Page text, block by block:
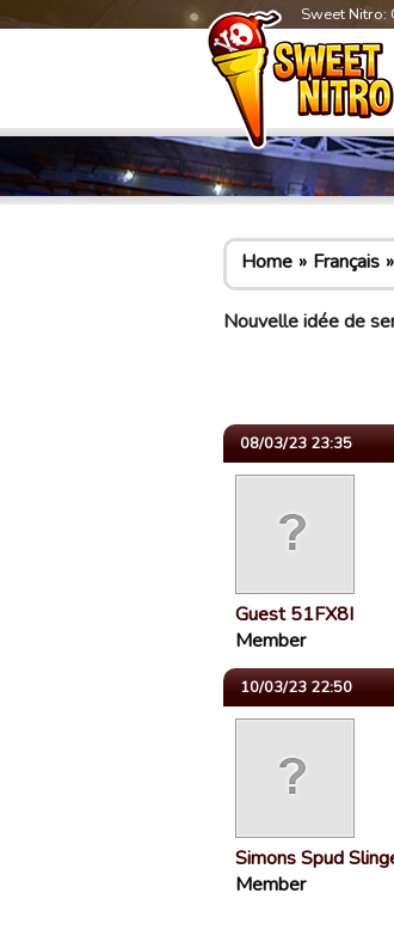
Sweet
Home Français
Nouvelle idée de
08/03/23 23:35
Guest 51FX8I
Member
10/03/23 22:50
Simons Spud
Member